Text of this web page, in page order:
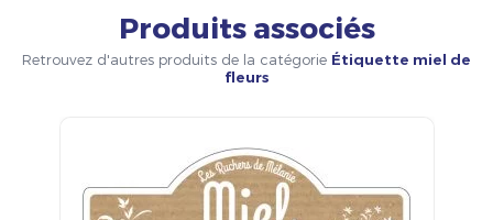
Produits associés
Retrouvez d'autres produits de la catégorie Étiquette miel de
fleurs